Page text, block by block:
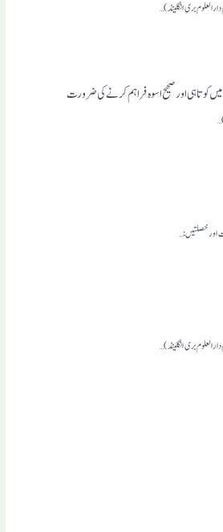
کوتاہی اور صحیح اسوہ فراہم کرنے کی ضرورت
…
اور خصلتیں:…